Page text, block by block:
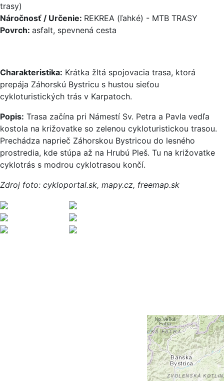
trasy)
Náročnosť / Určenie: REKREA (ľahké) - MTB TRASY
Povrch: asfalt, spevnená cesta
Charakteristika: Krátka žltá spojovacia trasa, ktorá
prepája Záhorskú Bystricu s hustou sieťou
cykloturistických trás v Karpatoch.
Popis: Trasa začína pri Námestí Sv. Petra a Pavla vedľa
kostola na križovatke so zelenou cykloturistickou trasou.
Prechádza naprieč Záhorskou Bystricou do lesného
prostredia, kde stúpa až na Hrubú Pleš. Tu na križovatke
cyklotrás s modrou cyklotrasou končí.
Zdroj foto: cykloportal.sk, mapy.cz, freemap.sk